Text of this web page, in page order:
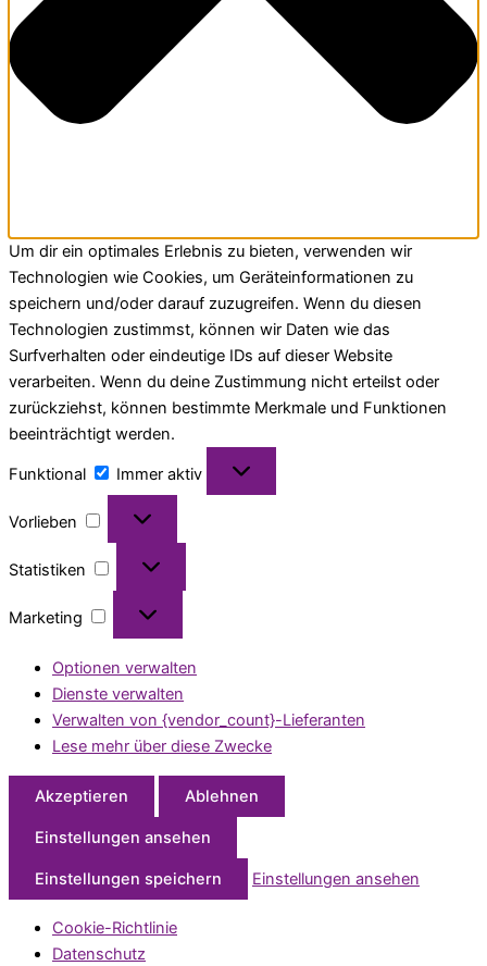
Um dir ein optimales Erlebnis zu bieten, verwenden wir
Technologien wie Cookies, um Geräteinformationen zu
speichern und/oder darauf zuzugreifen. Wenn du diesen
Technologien zustimmst, können wir Daten wie das
Surfverhalten oder eindeutige IDs auf dieser Website
verarbeiten. Wenn du deine Zustimmung nicht erteilst oder
zurückziehst, können bestimmte Merkmale und Funktionen
beeinträchtigt werden.
Funktional Immer aktiv
Vorlieben
Statistiken
Marketing
Optionen verwalten
Dienste verwalten
Verwalten von {vendor_count}-Lieferanten
Lese mehr über diese Zwecke
Akzeptieren Ablehnen
Einstellungen ansehen
Einstellungen speichern Einstellungen ansehen
Cookie-Richtlinie
Datenschutz